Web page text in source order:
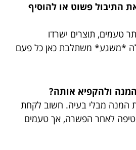
התיבול פשוט או להוסיף
טעמים, תוצרים ישרדו
*משגע* משתלבת כאן כל פעם
ולהקפיא אותה?
המנה מבלי בעיה. חשוב לקחת
לאחר הפשרה, אך טעמים